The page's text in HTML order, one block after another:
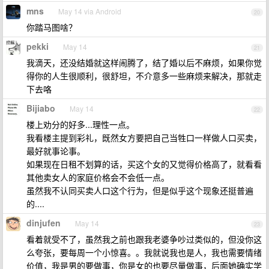
20
mns May 14 via Android
你踏马图啥？
21
pekki May 14
我滴天，还没结婚就这样闹腾了，结了婚以后不麻烦，如果你觉
得你的人生很顺利，很舒坦，不介意多一些麻烦来解决，那就走
下去咯
22
Bijiabo May 14
楼上劝分的好多...理性一点。
我看楼主提到彩礼，既然女方要把自己当牲口一样做人口买卖，
最好就事论事。
如果现在日租不划算的话，买这个女的又觉得价格高了，就看看
其他卖女人的家庭价格会不会低一点。
虽然我不认同买卖人口这个行为，但是似乎这个现象还挺普遍
的....
23
dinjufen May 14
看着就受不了，虽然我之前也跟我老婆争吵过类似的，但没你这
么夸张，要每周一个小惊喜。。我就说我也是人，我也需要情绪
价值，我是男的要做事，你是女的也要尽量做事，后面她确实学